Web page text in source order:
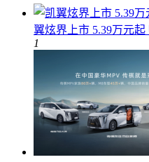
翼炫界上市 5.39万元
1